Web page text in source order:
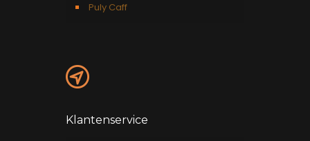
Puly Caff
Klantenservice